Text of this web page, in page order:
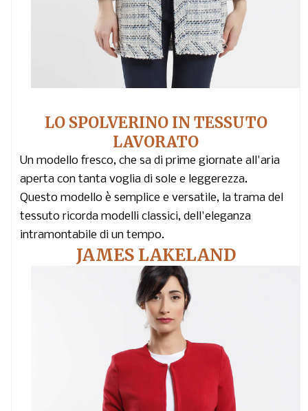
LO SPOLVERINO IN TESSUTO
LAVORATO
Un modello fresco, che sa di prime giornate all'aria
aperta con tanta voglia di sole e leggerezza.
Questo modello è semplice e versatile, la trama del
tessuto ricorda modelli classici, dell'eleganza
intramontabile di un tempo.
JAMES LAKELAND